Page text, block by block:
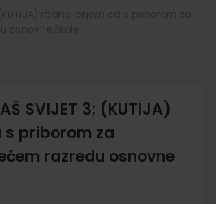
SVIJET 3; (KUTIJA)
priborom za
razredu osnovne